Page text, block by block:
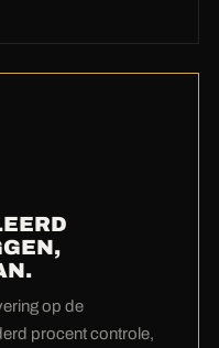
wachttijden bij
legt uw
dat er
Veel klanten
fractie meer —
op de
procent controle,